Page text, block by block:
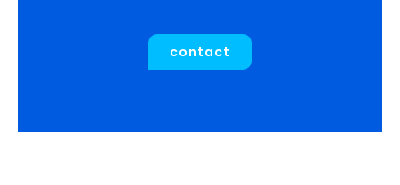
contact